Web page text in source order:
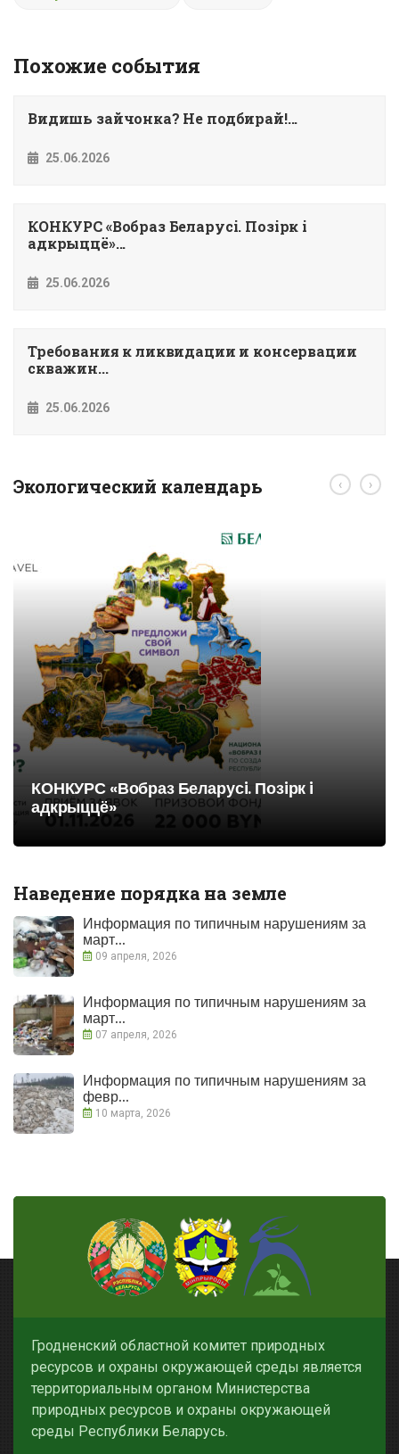
Похожие события
Видишь зайчонка? Не подбирай!...
25.06.2026
КОНКУРС «Вобраз Беларусi. Позiрк i
адкрыццё»...
25.06.2026
Требования к ликвидации и консервации
скважин...
25.06.2026
Экологический календарь
КОНКУРС «Вобраз Беларусi. Позiрк i
адкрыццё»
‹ ›
Наведение порядка на земле
Информация по типичным нарушениям за
март...
09 апреля, 2026
Информация по типичным нарушениям за
март...
07 апреля, 2026
Информация по типичным нарушениям за
февр...
10 марта, 2026
Гродненский областной комитет природных
ресурсов и охраны окружающей среды является
территориальным органом Министерства
природных ресурсов и охраны окружающей
среды Республики Беларусь.